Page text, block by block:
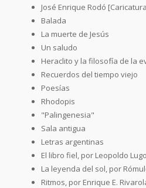
José Enrique Rodó
Balada
La muerte de Jesús
Un saludo
Heraclito y la filosofía de la
Recuerdos del tiempo viejo
Poesías
Rhodopis
"Palingenesia"
Sala antigua
Letras argentinas
El libro fiel, por Leopoldo
La leyenda del sol, por
Ritmos, por Enrique E.